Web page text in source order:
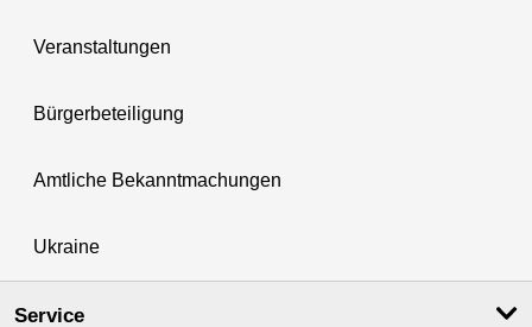
Veranstaltungen
Bürgerbeteiligung
Amtliche Bekanntmachungen
Ukraine
Service